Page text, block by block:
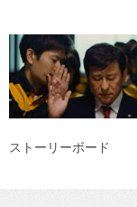
ストーリーボード